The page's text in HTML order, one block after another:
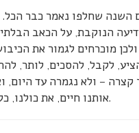
השנה שחלפו נאמר כבר הכל.
הנוקבת, על הכאב
מוכרחים לגמור את
לקבל, להסכים, לותר,
– ולא נגמרה עד היום,
אותנו חיים, את כולנו, כל הזמן.